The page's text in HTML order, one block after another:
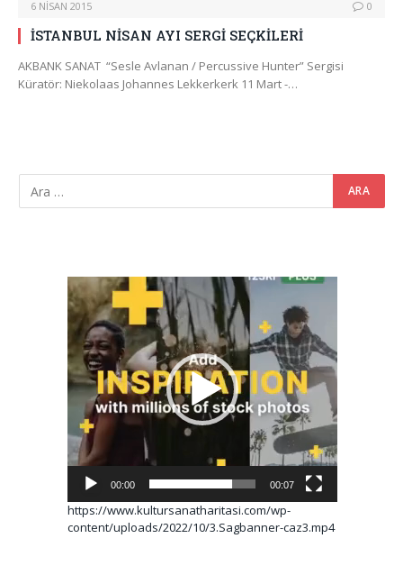
6 NISAN 2015 0
İSTANBUL NİSAN AYI SERGİ SEÇKİLERİ
AKBANK SANAT “Sesle Avlanan / Percussive Hunter” Sergisi
Küratör: Niekolaas Johannes Lekkerkerk 11 Mart -…
Video
oynatıcı
00:00 00:07
https://www.kultursanatharitasi.com/wp-
content/uploads/2022/10/3.Sagbanner-caz3.mp4